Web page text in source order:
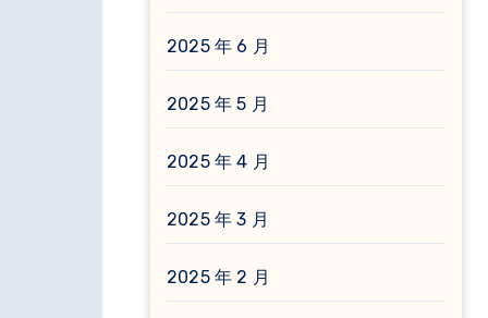
2025 年 6 月
2025 年 5 月
2025 年 4 月
2025 年 3 月
2025 年 2 月